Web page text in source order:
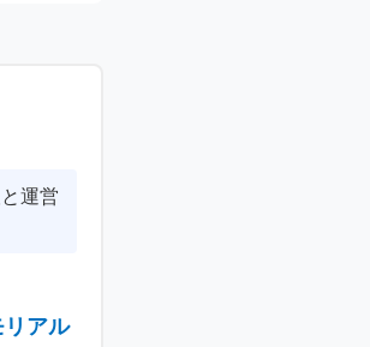
運営
アル